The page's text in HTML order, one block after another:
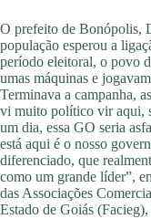
O prefeito de Bonópolis,
população esperou a
período eleitoral, o povo
umas máquinas e
Terminava a campanha,
vi muito político vir aqui,
um dia, essa GO seria
está aqui é o nosso
diferenciado, que
como um grande líder”,
das Associações
Estado de Goiás